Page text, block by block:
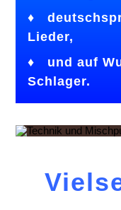
♦
Lieder,
♦ und auf
Schlager.